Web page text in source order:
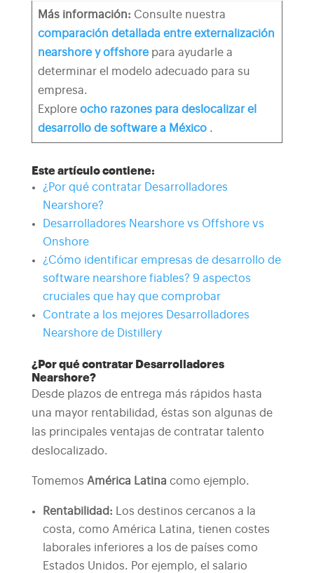
Más información: Consulte nuestra
comparación detallada entre externalización
nearshore y offshore para ayudarle a
determinar el modelo adecuado para su
empresa.
Explore ocho razones para deslocalizar el
desarrollo de software a México .
Este artículo contiene:
¿Por qué contratar Desarrolladores
Nearshore?
Desarrolladores Nearshore vs Offshore vs
Onshore
¿Cómo identificar empresas de desarrollo de
software nearshore fiables? 9 aspectos
cruciales que hay que comprobar
Contrate a los mejores Desarrolladores
Nearshore de Distillery
¿Por qué contratar Desarrolladores
Nearshore?
Desde plazos de entrega más rápidos hasta
una mayor rentabilidad, éstas son algunas de
las principales ventajas de contratar talento
deslocalizado.
Tomemos América Latina como ejemplo.
Rentabilidad: Los destinos cercanos a la
costa, como América Latina, tienen costes
laborales inferiores a los de países como
Estados Unidos. Por ejemplo, el salario